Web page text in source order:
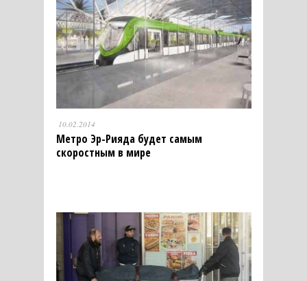
10.02.2014
Метро Эр-Рияда будет самым
скоростным в мире